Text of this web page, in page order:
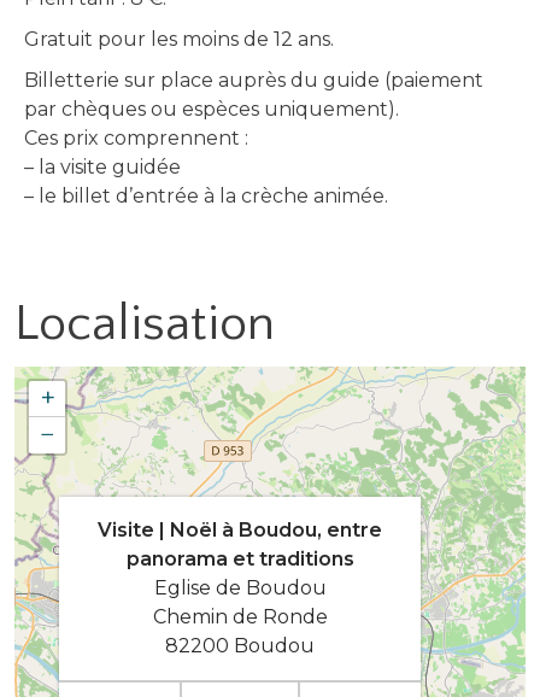
Gratuit pour les moins de 12 ans.
Billetterie sur place auprès du guide (paiement
par chèques ou espèces uniquement).
Ces prix comprennent :
– la visite guidée
– le billet d’entrée à la crèche animée.
Localisation
+
−
Visite | Noël à Boudou, entre
panorama et traditions
Eglise de Boudou
Chemin de Ronde
82200 Boudou